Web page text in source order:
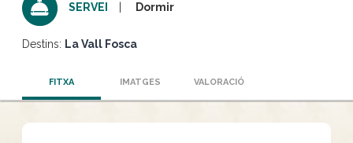
SERVEI Dormir
Destins: La Vall Fosca
FITXA IMATGES VALORACIÓ